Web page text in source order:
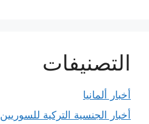
التصنيفات
أخبار ألمانيا
أخبار الجنسية التركية للسوريين